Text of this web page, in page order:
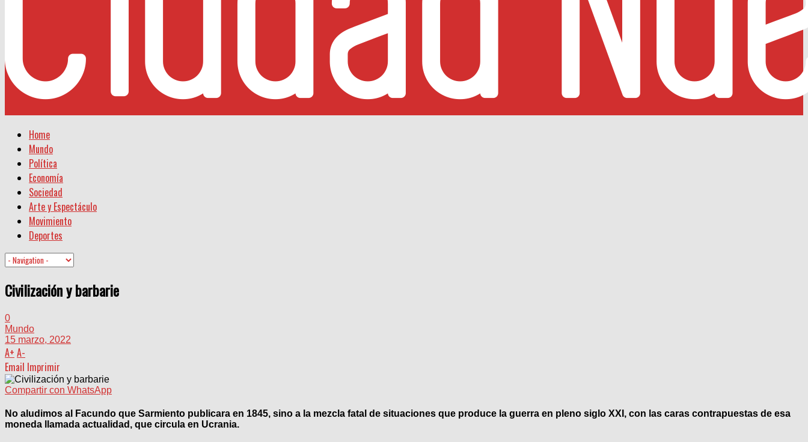
Home
Mundo
Política
Economía
Sociedad
Arte y Espectáculo
Movimiento
Deportes
Civilización y barbarie
0
Mundo
15 marzo, 2022
A+ A-
Email Imprimir
Compartir con WhatsApp
No aludimos al Facundo que Sarmiento publicara en 1845, sino a la mezcla fatal de situaciones que produce la guerra en pleno siglo XXI, con las caras contrapuestas de esa
moneda llamada actualidad, que circula en Ucrania.